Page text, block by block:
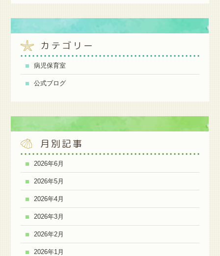
カテゴリー
病児保育室
公式ブログ
月別記事
2026年6月
2026年5月
2026年4月
2026年3月
2026年2月
2026年1月